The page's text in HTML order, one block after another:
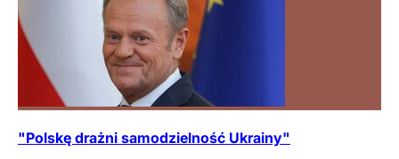
"Polskę drażni samodzielność Ukrainy"